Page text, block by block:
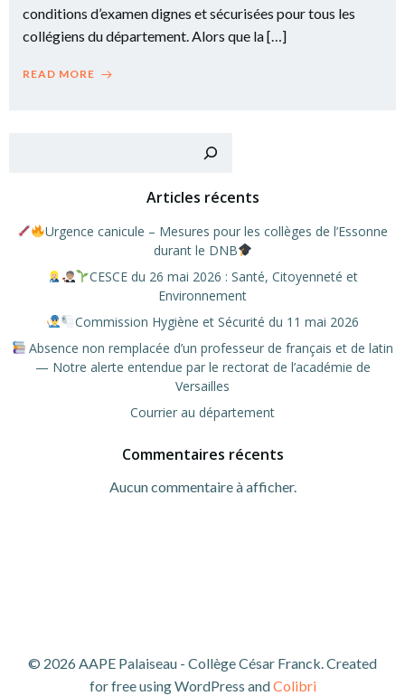
conditions d’examen dignes et sécurisées pour tous les
collégiens du département. Alors que la […]
READ MORE
Articles récents
Urgence canicule – Mesures pour les collèges de l’Essonne
durant le DNB
CESCE du 26 mai 2026 : Santé, Citoyenneté et
Environnement
Commission Hygiène et Sécurité du 11 mai 2026
Absence non remplacée d’un professeur de français et de latin
— Notre alerte entendue par le rectorat de l’académie de
Versailles
Courrier au département
Commentaires récents
Aucun commentaire à afficher.
© 2026 AAPE Palaiseau - Collège César Franck. Created
for free using WordPress andColibri